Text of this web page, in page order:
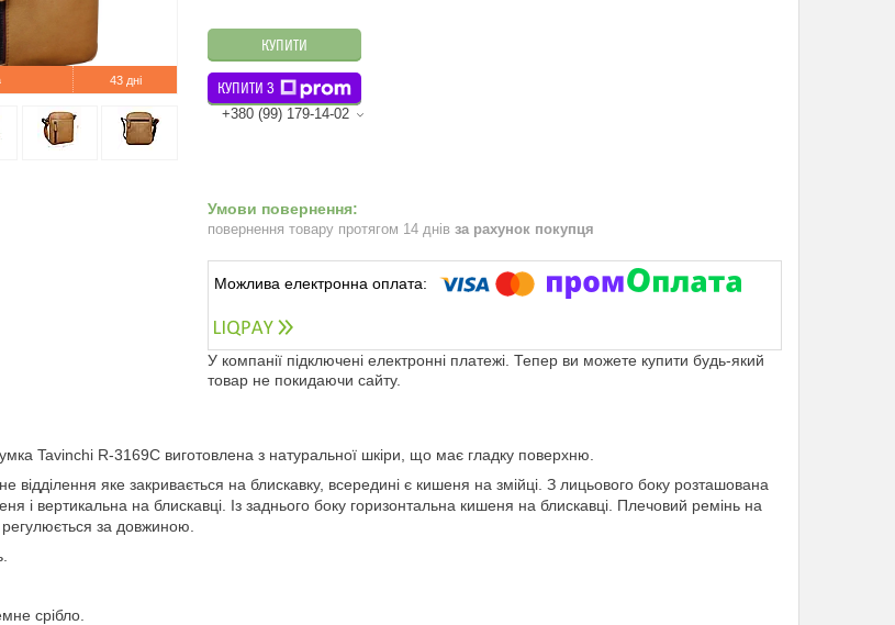
43 дні
КУПИТИ
КУПИТИ З
+380 (99) 179-14-02
повернення товару протягом 14 днів за рахунок покупця
У компанії підключені електронні платежі. Тепер ви можете купити будь-який
товар не покидаючи сайту.
Tavinchi R-3169C виготовлена з натуральної шкіри, що має гладку поверхню.
відділення яке закривається на блискавку, всередині є кишеня на змійці. З лицьового боку розташована
і вертикальна на блискавці. Із заднього боку горизонтальна кишеня на блискавці. Плечовий ремінь на
регулюється за довжиною.
срібло.